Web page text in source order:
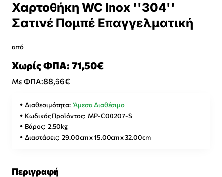
Χαρτοθήκη WC Inox ''304''
Σατινέ Πομπέ Επαγγελματική
από
Με ΦΠΑ:88,66€
Χωρίς ΦΠΑ: 71,50€
Διαθεσιμότητα: Άμεσα Διαθέσιμο
Κωδικός Προϊόντος: MP-C00207-S
Βάρος: 2.50kg
Διαστάσεις: 29.00cm x 15.00cm x 32.00cm
Περιγραφή